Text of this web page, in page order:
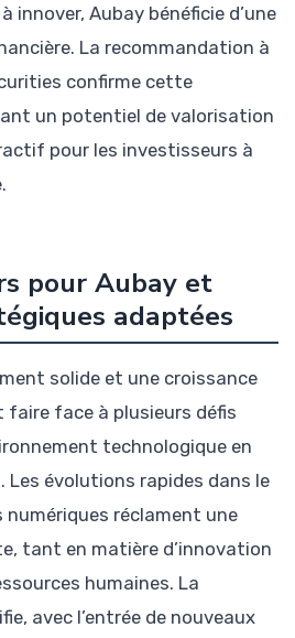
innover, Aubay bénéficie d’une
La recommandation à
confirme cette
un potentiel de valorisation
pour les investisseurs à
pour Aubay et
adaptées
solide et une croissance
faire face à plusieurs défis
technologique en
Les évolutions rapides dans le
numériques réclament une
tant en matière d’innovation
humaines. La
avec l’entrée de nouveaux